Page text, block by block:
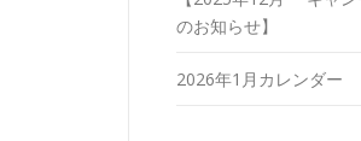
のお知らせ】
2026年1月カレンダー